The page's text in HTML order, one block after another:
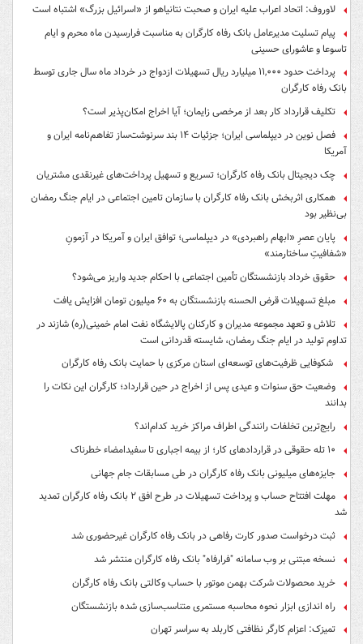
لاوروف: اتحاد اعراب علیه ایران و صحبت نتانیاهو از «اسرائیل بزرگ» اشتباه است
پیام تسلیت مدیرعامل بانک رفاه کارگران به مناسبت فرارسیدن ماه محرم و ایام
تاسوعا و عاشورای حسینی
پرداخت حدود ۱۱,۰۰۰ میلیارد ریال تسهیلات ازدواج در خرداد ماه سال جاری توسط
بانک رفاه کارگران
تکلیف قرارداد کار بعد از مرخصی زایمان؛ آیا اخراج امکان‌پذیر است؟
فصل نوین در دیپلماسی ایران؛ جزئیات ۱۴ بند سرنوشت‌ساز تفاهم‌نامه ایران و
آمریکا
چک دیجیتال بانک رفاه کارگران؛ تسریع و تسهیل پرداخت‌های غیرنقدی مشتریان
همکاری اثربخش بانک رفاه کارگران با سازمان تامین اجتماعی در ایام جنگ رمضان
بی‌نظیر بود
پایان عصرِ «ابهام راهبردی» در دیپلماسی؛ توافق ایران و آمریکا در آزمونِ
«شفافیتِ ساختارمند»
حقوق خرداد بازنشستگان تأمین اجتماعی با احکام جدید واریز می‌شود؟
مبلغ تسهیلات قرض الحسنه بازنشستگان به ۶۰ میلیون تومان افزایش یافت
تلاش و تعهد مجموعه مدیران و کارکنان پالایشگاه نفت امام خمینی(ره) شازند در
تداوم تولید در ایام جنگ رمضان، شایسته قدردانی است
شکوفایی ظرفیت‌های توسعه‌ای استان مرکزی با حمایت بانک رفاه کارگران
وضعیت حق سنوات و عیدی پس از اخراج در حین قرارداد؛ کارگران این نکات را
بدانند
رایج‌ترین تخلفات رانندگی اطراف مراکز خرید کدام‌اند؟
۱۰ تله حقوقی در قراردادهای کار؛ از بیمه اجباری تا سفیدامضاء خطرناک
جایزه‌های میلیونی بانک رفاه کارگران در طی مسابقات جام جهانی
مهلت افتتاح حساب و پرداخت تسهیلات در طرح افق ۲ بانک رفاه کارگران تمدید
شد
ثبت درخواست صدور کارت رفاهی در بانک رفاه کارگران غیرحضوری شد
نسخه مبتنی بر وب سامانه "فرارفاه" بانک رفاه کارگران منتشر شد
خرید محصولات شرکت بهمن موتور با حساب وکالتی بانک رفاه کارگران
راه اندازی ابزار نحوه محاسبه مستمری متناسب‌سازی شده بازنشستگان
تمیزک: اعزام کارگر نظافتی کاربلد به سراسر تهران